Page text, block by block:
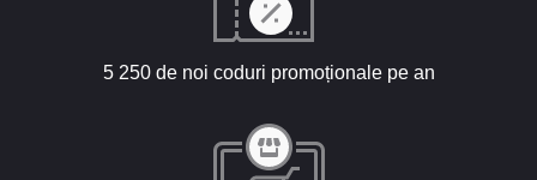
5 250 de noi coduri promoționale pe an